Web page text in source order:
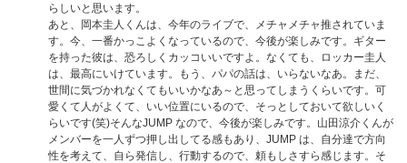
らしいと思います。
あと、岡本圭人くんは、今年のライブで、メチャメチャ推されていま
す。今、一番かっこよくなっているので、今後が楽しみです。ギター
を持った彼は、恐ろしくカッコいいですよ。なくても、ロッカー圭人
は、最高にいけています。もう、パパの話は、いらないなあ。まだ、
世間に気づかれなくてもいいかなあ～と思ってしまうくらいです。可
愛くて人がよくて、いい位置にいるので、そっとしておいて欲しいく
らいです(笑)そんなJUMP なので、今後が楽しみです。山田涼介くんが
メンバーを一人ずつ押し出してる感もあり、JUMP は、自分達で方向
性を考えて、自ら発信し、行動するので、頼もしさすら感じます。そ